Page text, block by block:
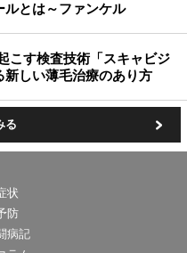
ルとは～ファンケル
こす検査技術「スキャビジ
新しい薄毛治療のあり方
る
状
防
病記